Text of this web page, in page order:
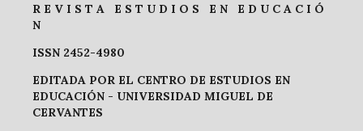
R E V I S T A E S T U D I O S E N E D U C A C I Ó
N
ISSN 2452-4980
EDITADA POR EL CENTRO DE ESTUDIOS EN
EDUCACIÓN - UNIVERSIDAD MIGUEL DE
CERVANTES